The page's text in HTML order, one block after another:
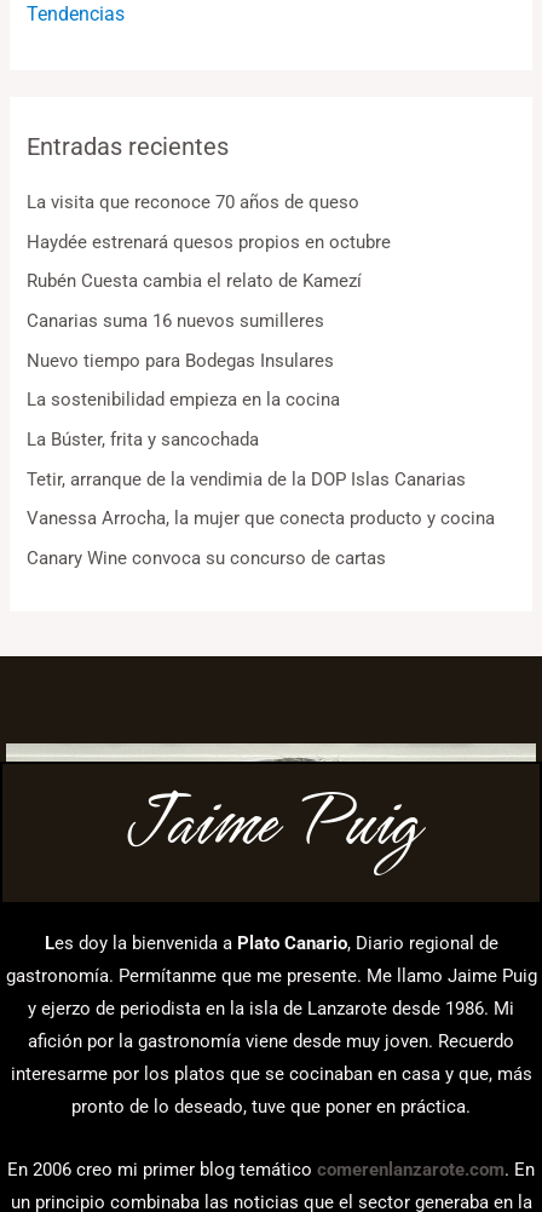
Tendencias
Entradas recientes
La visita que reconoce 70 años de queso
Haydée estrenará quesos propios en octubre
Rubén Cuesta cambia el relato de Kamezí
Canarias suma 16 nuevos sumilleres
Nuevo tiempo para Bodegas Insulares
La sostenibilidad empieza en la cocina
La Búster, frita y sancochada
Tetir, arranque de la vendimia de la DOP Islas Canarias
Vanessa Arrocha, la mujer que conecta producto y cocina
Canary Wine convoca su concurso de cartas
Jaime Puig
Les doy la bienvenida a Plato Canario, Diario regional de
gastronomía. Permítanme que me presente. Me llamo Jaime Puig
y ejerzo de periodista en la isla de Lanzarote desde 1986. Mi
afición por la gastronomía viene desde muy joven. Recuerdo
interesarme por los platos que se cocinaban en casa y que, más
pronto de lo deseado, tuve que poner en práctica.
En 2006 creo mi primer blog temático comerenlanzarote.com. En
un principio combinaba las noticias que el sector generaba en la